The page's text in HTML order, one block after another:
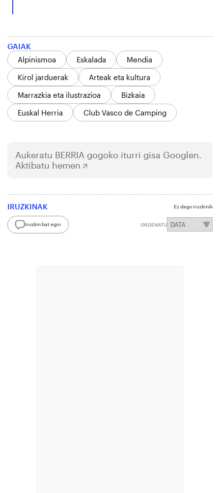
GAIAK
Alpinismoa
Eskalada
Mendia
Kirol jarduerak
Arteak eta kultura
Marrazkia eta ilustrazioa
Bizkaia
Euskal Herria
Club Vasco de Camping
Aukeratu BERRIA gogoko iturri gisa Googlen.
Aktibatu hemen
IRUZKINAK Ez dago iruzkinik
Iruzkin bat egin ORDENATU